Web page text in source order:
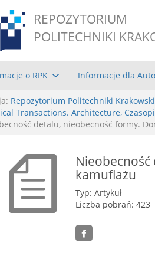
REPOZYTORIUM
POLITECHNIKI
o RPK Informacje dla
Repozytorium Politechniki
Transactions. Architecture,
detalu, nieobecność formy.
kamuflażu
Typ: Artykuł
Liczba pobrań: 423